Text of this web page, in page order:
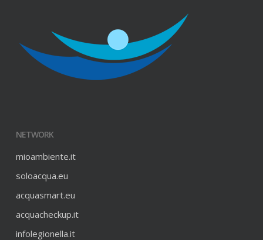
NETWORK
mioambiente.it
soloacqua.eu
acquasmart.eu
acquacheckup.it
infolegionella.it